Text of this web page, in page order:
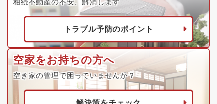
相続不動産の不安、解消します
トラブル予防のポイント
空家をお持ちの方へ
空き家の管理で困っていませんか？